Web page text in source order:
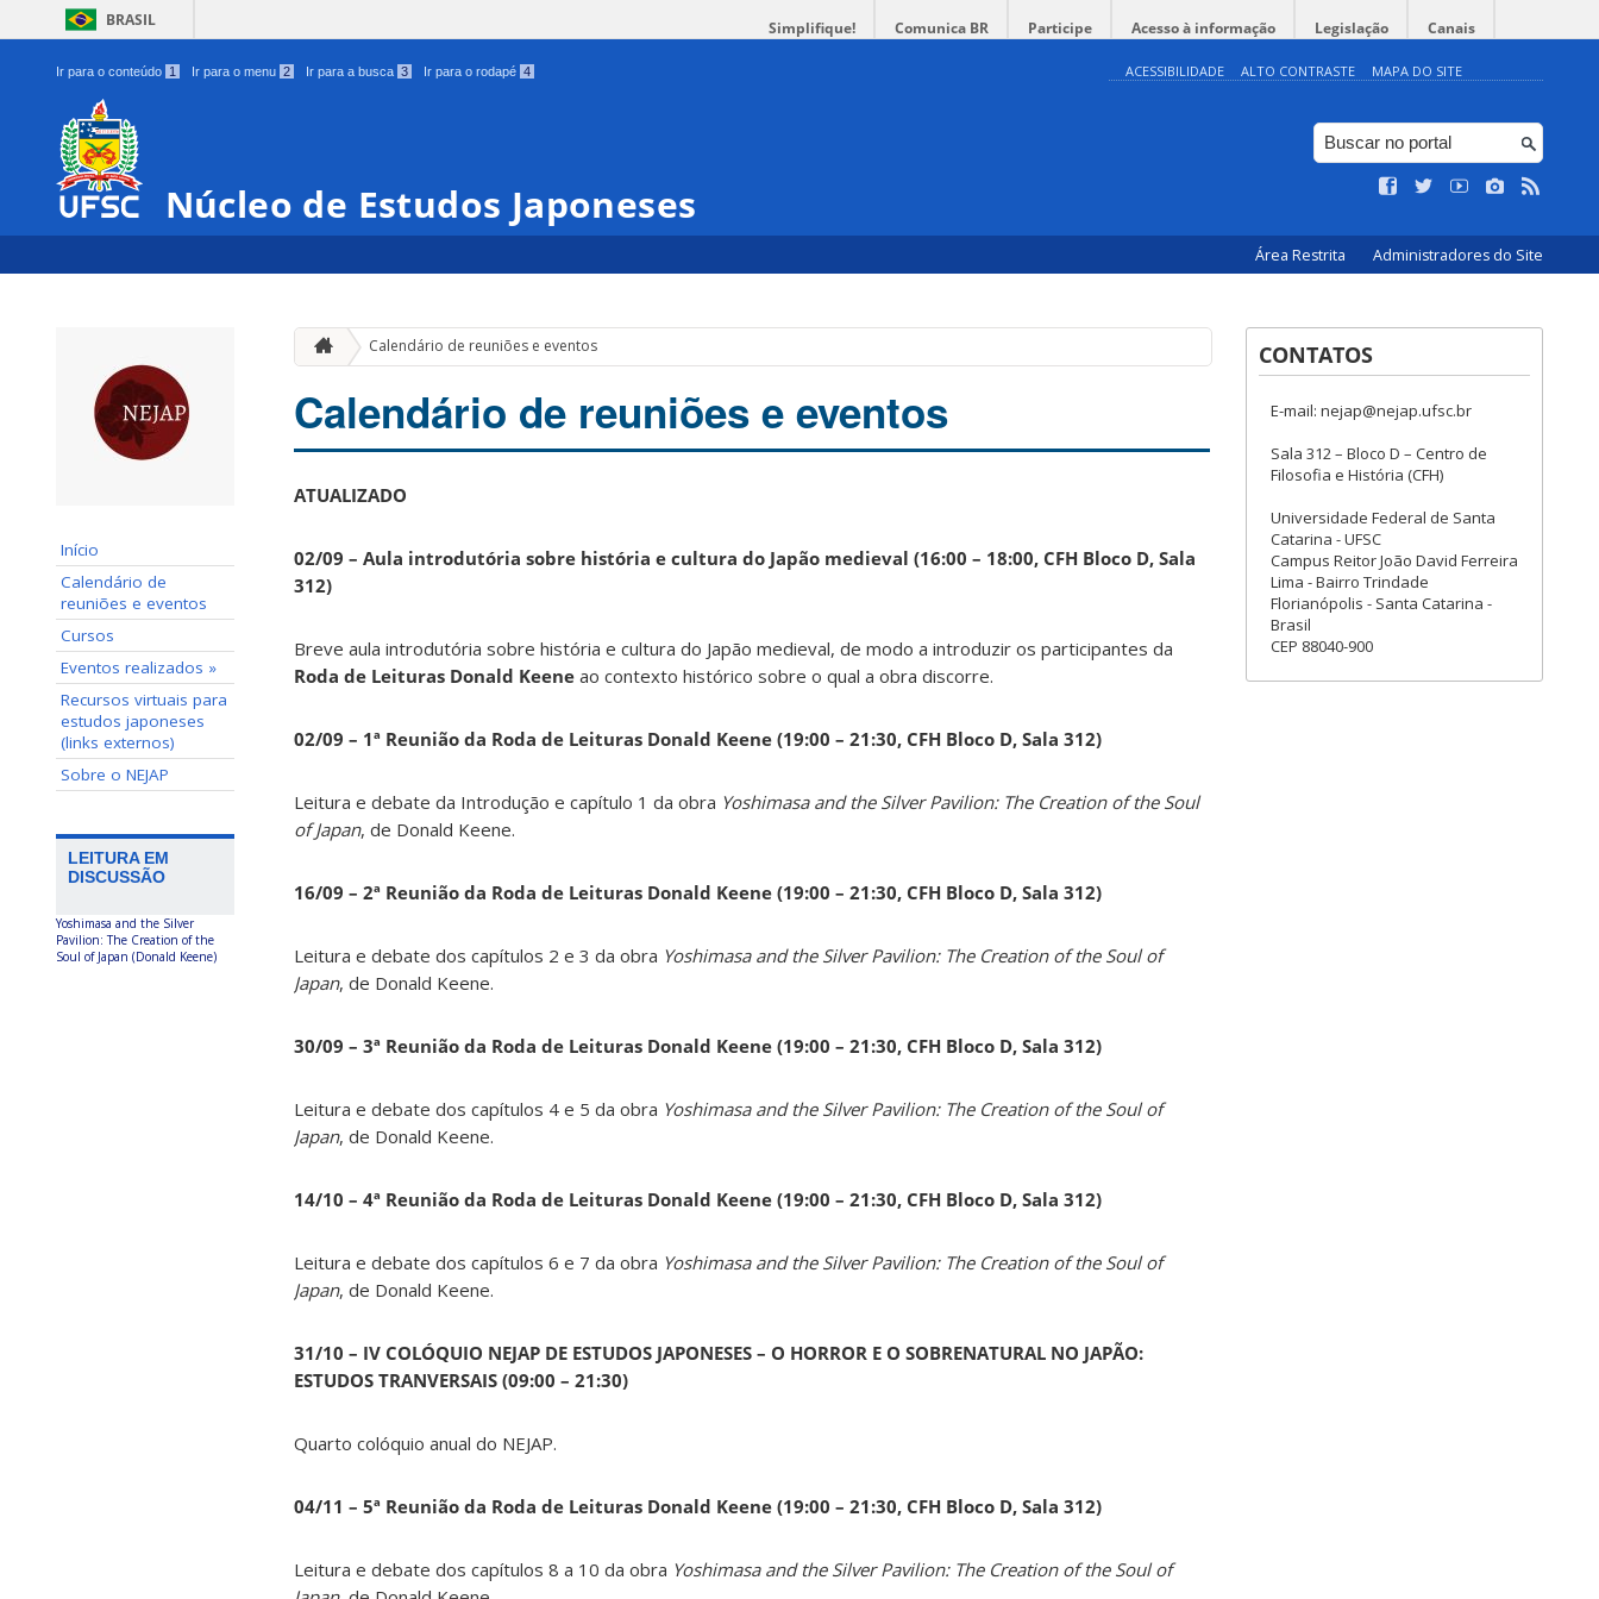
BRASIL Simplifique! Comunica BR Participe Acesso à informação Legislação Canais
Ir para o conteúdo 1 Ir para o menu 2 Ir para a busca 3 Ir para o rodapé 4 ACESSIBILIDADE ALTO CONTRASTE MAPA DO SITE
Núcleo de Estudos Japoneses
Área Restrita Administradores do Site
Início
Calendário de
reuniões e eventos
Cursos
Eventos realizados »
Recursos virtuais para
estudos japoneses
(links externos)
Sobre o NEJAP
LEITURA EM
DISCUSSÃO
Yoshimasa and the Silver
Pavilion: The Creation of the
Soul of Japan (Donald Keene)
Calendário de reuniões e eventos
Calendário de reuniões e eventos
ATUALIZADO
02/09 – Aula introdutória sobre história e cultura do Japão medieval (16:00 – 18:00, CFH Bloco D, Sala
312)
Breve aula introdutória sobre história e cultura do Japão medieval, de modo a introduzir os participantes da
Roda de Leituras Donald Keene ao contexto histórico sobre o qual a obra discorre.
02/09 – 1ª Reunião da Roda de Leituras Donald Keene (19:00 – 21:30, CFH Bloco D, Sala 312)
Leitura e debate da Introdução e capítulo 1 da obra Yoshimasa and the Silver Pavilion: The Creation of the Soul
of Japan, de Donald Keene.
16/09 – 2ª Reunião da Roda de Leituras Donald Keene (19:00 – 21:30, CFH Bloco D, Sala 312)
Leitura e debate dos capítulos 2 e 3 da obra Yoshimasa and the Silver Pavilion: The Creation of the Soul of
Japan, de Donald Keene.
30/09 – 3ª Reunião da Roda de Leituras Donald Keene (19:00 – 21:30, CFH Bloco D, Sala 312)
Leitura e debate dos capítulos 4 e 5 da obra Yoshimasa and the Silver Pavilion: The Creation of the Soul of
Japan, de Donald Keene.
14/10 – 4ª Reunião da Roda de Leituras Donald Keene (19:00 – 21:30, CFH Bloco D, Sala 312)
Leitura e debate dos capítulos 6 e 7 da obra Yoshimasa and the Silver Pavilion: The Creation of the Soul of
Japan, de Donald Keene.
31/10 – IV COLÓQUIO NEJAP DE ESTUDOS JAPONESES – O HORROR E O SOBRENATURAL NO JAPÃO:
ESTUDOS TRANVERSAIS (09:00 – 21:30)
Quarto colóquio anual do NEJAP.
04/11 – 5ª Reunião da Roda de Leituras Donald Keene (19:00 – 21:30, CFH Bloco D, Sala 312)
Leitura e debate dos capítulos 8 a 10 da obra Yoshimasa and the Silver Pavilion: The Creation of the Soul of
CONTATOS
E-mail: nejap@nejap.ufsc.br
Sala 312 – Bloco D – Centro de
Filosofia e História (CFH)
Universidade Federal de Santa
Catarina - UFSC
Campus Reitor João David Ferreira
Lima - Bairro Trindade
Florianópolis - Santa Catarina -
Brasil
CEP 88040-900